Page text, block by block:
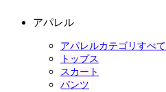
アパレル
アパレルカテゴリすべて
トップス
スカート
パンツ